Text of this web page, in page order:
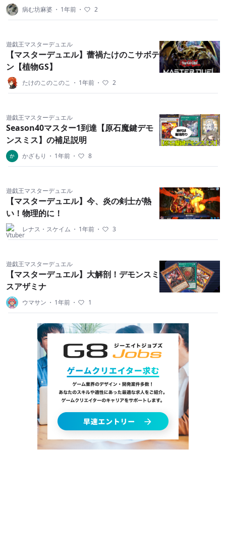
病む坊麻婆 ・ 1年前 ・ 2
遊戯王マスターデュエル
【マスターデュエル】蕾禍たけのこサボテ
ン【植物GS】
たけのこのこのこ ・ 1年前 ・ 2
遊戯王マスターデュエル
Season40マスター1到達【原石魔鍵デモ
ンスミス】の補足説明
かざもり ・ 1年前 ・ 8
遊戯王マスターデュエル
【マスターデュエル】今、炎の剣士が熱
い！物理的に！
レナス・スケイム ・ 1年前 ・ 3
遊戯王マスターデュエル
【マスターデュエル】大解剖！デモンスミ
スアザミナ
ウマサン ・ 1年前 ・ 1